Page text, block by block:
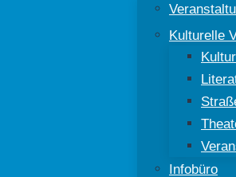
Kulturelle
Infobüro